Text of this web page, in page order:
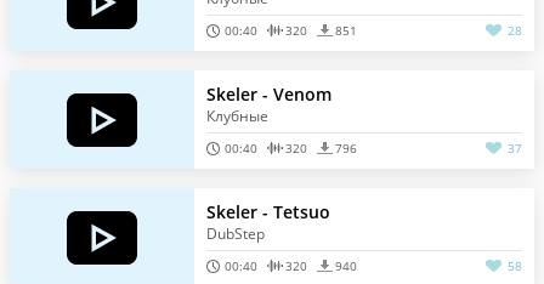
00:40 320 851 28
Skeler - Venom
Клубные
00:40 320 796 37
Skeler - Tetsuo
DubStep
00:40 320 940 58